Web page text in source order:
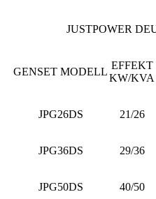
JUSTPOWER
GENSET MODELL
EFFEKT
KW/KVA
JPG26DS 21/26
JPG36DS 29/36
JPG50DS 40/50